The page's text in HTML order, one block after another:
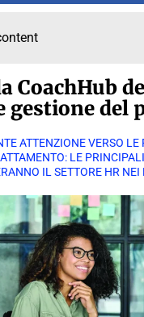
CoachHub
gestione del
ATTENZIONE VERSO LE
LE
IL SETTORE HR NEI